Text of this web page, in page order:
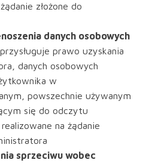
złożone do
danych osobowych
prawo uzyskania
danych osobowych
w
powszechnie używanym
się do odczytu
na żądanie
sprzeciwu wobec